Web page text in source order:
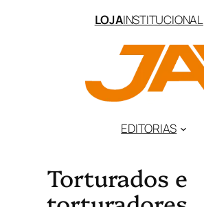
LOJAINSTITUCIONAL
EDITORIAS
Torturados e